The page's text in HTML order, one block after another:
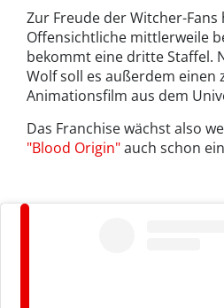
Zur Freude der Witcher-Fans
Offensichtliche mittlerweile
bekommt eine dritte Staffel.
Wolf soll es außerdem einen
Animationsfilm aus dem
Das Franchise wächst also
"Blood Origin"auch schon